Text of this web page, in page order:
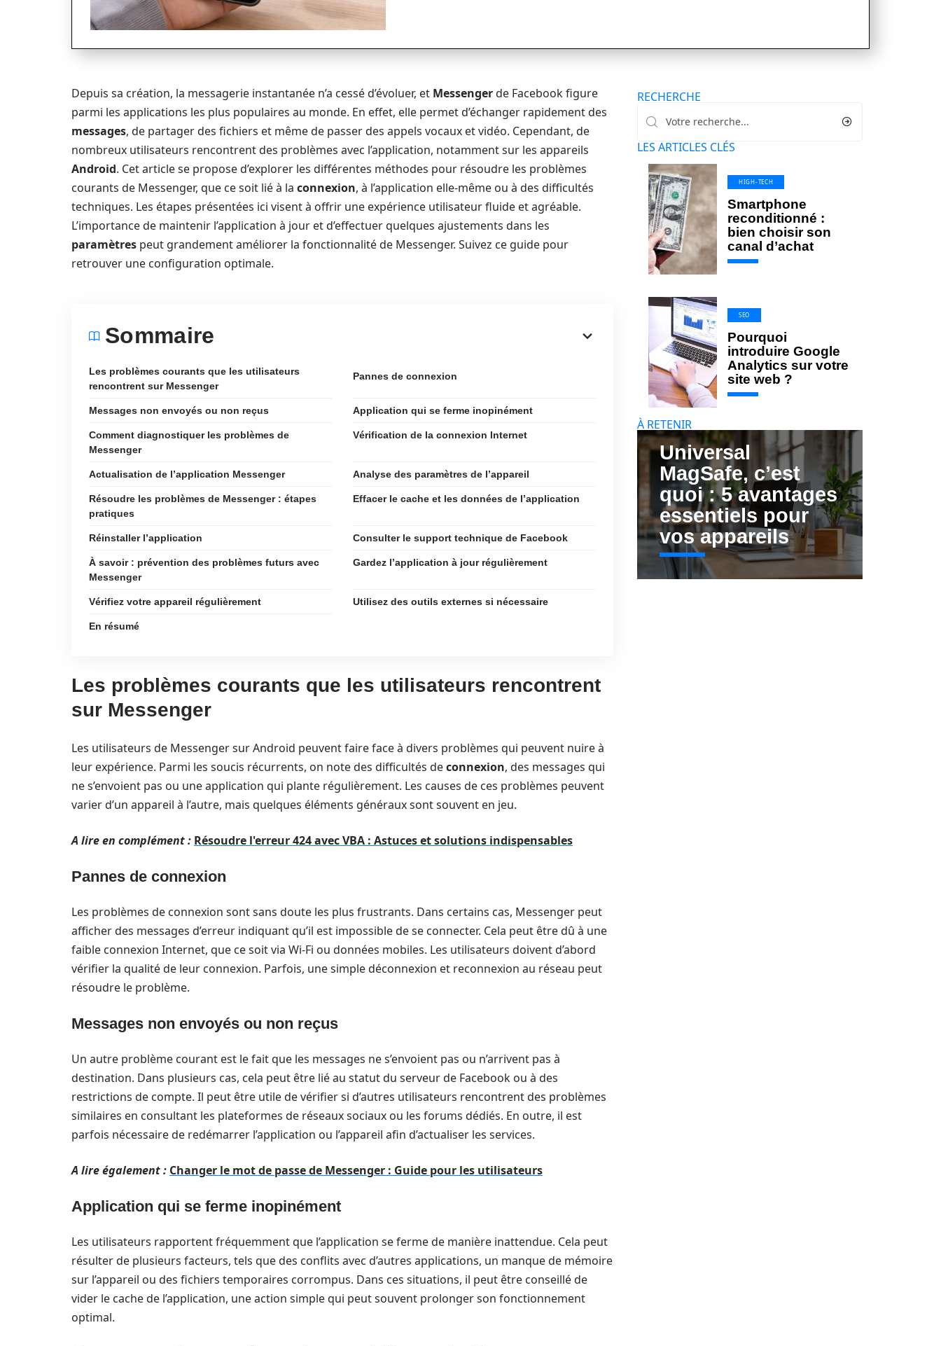
Depuis sa création, la messagerie instantanée n’a cessé d’évoluer, et Messengerde Facebook figure
parmi les applications les plus populaires au monde. En effet, elle permet d’échanger rapidement des
messages, de partager des fichiers et même de passer des appels vocaux et vidéo. Cependant, de
nombreux utilisateurs rencontrent des problèmes avec l’application, notamment sur les appareils
Android. Cet article se propose d’explorer les différentes méthodes pour résoudre les problèmes
courants de Messenger, que ce soit lié à la connexion, à l’application elle-même ou à des difficultés
techniques. Les étapes présentées ici visent à offrir une expérience utilisateur fluide et agréable.
L’importance de maintenir l’application à jour et d’effectuer quelques ajustements dans les
paramètres peut grandement améliorer la fonctionnalité de Messenger. Suivez ce guide pour
retrouver une configuration optimale.
Sommaire
Les problèmes courants que les utilisateurs
rencontrent sur Messenger
Pannes de connexion
Messages non envoyés ou non reçus Application qui se ferme inopinément
Comment diagnostiquer les problèmes de
Messenger
Vérification de la connexion Internet
Actualisation de l’application Messenger Analyse des paramètres de l’appareil
Résoudre les problèmes de Messenger : étapes
pratiques
Effacer le cache et les données de l’application
Réinstaller l’application Consulter le support technique de Facebook
À savoir : prévention des problèmes futurs avec
Messenger
Gardez l’application à jour régulièrement
Vérifiez votre appareil régulièrement Utilisez des outils externes si nécessaire
En résumé
Les problèmes courants que les utilisateurs rencontrent
sur Messenger
Les utilisateurs de Messenger sur Android peuvent faire face à divers problèmes qui peuvent nuire à
leur expérience. Parmi les soucis récurrents, on note des difficultés deconnexion, des messages qui
ne s’envoient pas ou une application qui plante régulièrement. Les causes de ces problèmes peuvent
varier d’un appareil à l’autre, mais quelques éléments généraux sont souvent en jeu.
A lire en complément : Résoudre l'erreur 424 avec VBA : Astuces et solutions indispensables
Pannes de connexion
Les problèmes de connexion sont sans doute les plus frustrants. Dans certains cas, Messenger peut
afficher des messages d’erreur indiquant qu’il est impossible de se connecter. Cela peut être dû à une
faible connexion Internet, que ce soit via Wi-Fi ou données mobiles. Les utilisateurs doivent d’abord
vérifier la qualité de leur connexion. Parfois, une simple déconnexion et reconnexion au réseau peut
résoudre le problème.
Messages non envoyés ou non reçus
Un autre problème courant est le fait que les messages ne s’envoient pas ou n’arrivent pas à
destination. Dans plusieurs cas, cela peut être lié au statut du serveur de Facebook ou à des
restrictions de compte. Il peut être utile de vérifier si d’autres utilisateurs rencontrent des problèmes
similaires en consultant les plateformes de réseaux sociaux ou les forums dédiés. En outre, il est
parfois nécessaire de redémarrer l’application ou l’appareil afin d’actualiser les services.
A lire également : Changer le mot de passe de Messenger : Guide pour les utilisateurs
Application qui se ferme inopinément
Les utilisateurs rapportent fréquemment que l’application se ferme de manière inattendue. Cela peut
résulter de plusieurs facteurs, tels que des conflits avec d’autres applications, un manque de mémoire
sur l’appareil ou des fichiers temporaires corrompus. Dans ces situations, il peut être conseillé de
vider le cache de l’application, une action simple qui peut souvent prolonger son fonctionnement
optimal.
RECHERCHE
LES ARTICLES CLÉS
HIGH-TECH
Smartphone
reconditionné :
bien choisir son
canal d’achat
SEO
Pourquoi
introduire Google
Analytics sur votre
site web ?
À RETENIR
Universal
MagSafe, c’est
quoi : 5 avantages
essentiels pour
vos appareils